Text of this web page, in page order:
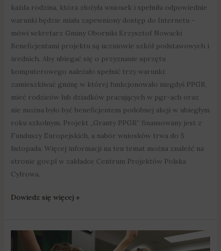
każda rodzina, która złożyła wniosek i spełniła odpowiednie
warunki będzie miała zapewniony dostęp do Internetu –
mówi sekretarz Gminy Oborniki Krzysztof Nowacki
Beneficjentami projektu są uczniowie szkół podstawowych i
średnich. Aby ubiegać się o przyznanie sprzętu
komputerowego należało spełnić trzy warunki:
zamieszkiwać gminę w której funkcjonowało niegdyś PPGR,
mieć rodziców lub dziadków pracujących w pgr-ach oraz
nie można było być beneficjentem podobnej akcji w ubiegłym
roku szkolnym. Projekt „Granty PPGR” finansowany jest z
Funduszy Europejskich, a nabór wniosków trwa do 5
listopada. Więcej informacji na ten temat można znaleźć na
stronie gov.pl w zakładce Centrum Projektów Polska
Cyfrowa.
Dowiedz się więcej »